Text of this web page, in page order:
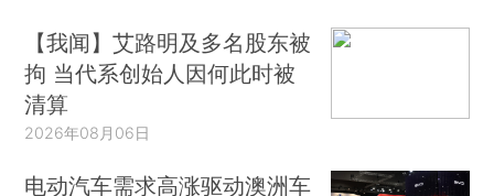
【我闻】艾路明及多名股东被
拘 当代系创始人因何此时被
清算
2026年08月06日
电动汽车需求高涨驱动澳洲车